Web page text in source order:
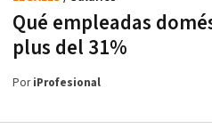
Qué empleadas
plus del 31%
PoriProfesional